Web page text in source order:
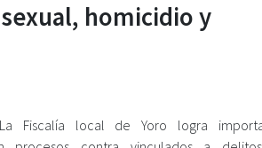
homicidio y
Fiscalía local de Yoro logra